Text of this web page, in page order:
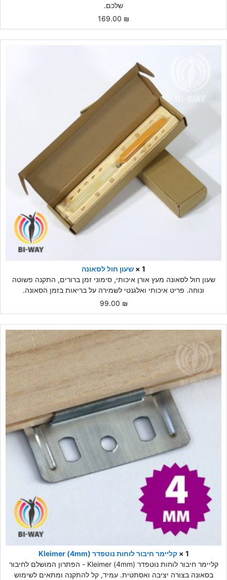
שלכם.
169.00 ₪
1 ×
שעון חול לסאונה
שעון חול לסאונה מעץ אורן איכותי, סימוני זמן ברורים, התקנה פשוטה
ונוחה. פריט איכותי ואלגנטי לשמירה על בריאות בזמן הסאונה.
99.00 ₪
1 ×
קליימר חיבור לוחות נוטפדר (4mm) Kleimer
קליימר חיבור לוחות נוטפדר (4mm) Kleimer - הפתרון המושלם לחיבור
בסאונה בצורה יציבה ואסתטית. עמיד, קל להתקנה ומתאים לשימוש